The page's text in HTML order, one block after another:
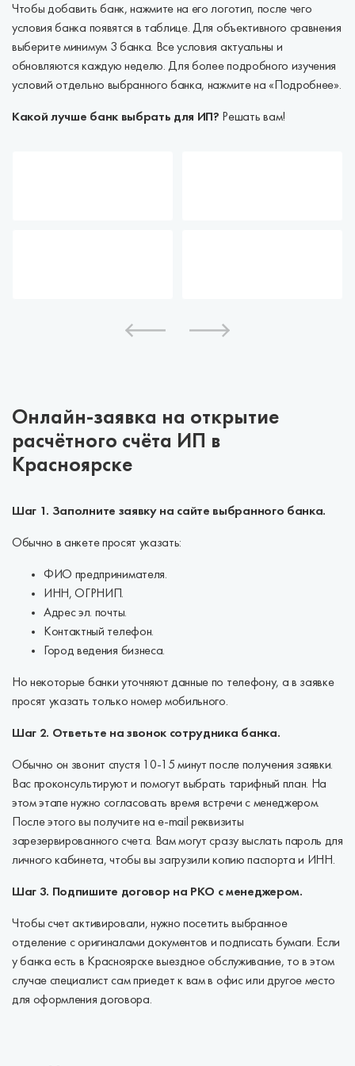
Чтобы добавить банк, нажмите на его логотип, после чего
условия банка появятся в таблице. Для объективного сравнения
выберите минимум 3 банка. Все условия актуальны и
обновляются каждую неделю. Для более подробного изучения
условий отдельно выбранного банка, нажмите на «Подробнее».
Какой лучше банк выбрать для ИП? Решать вам!
Онлайн-заявка на открытие
расчётного счёта ИП в
Красноярске
Шаг 1. Заполните заявку на сайте выбранного банка.
Обычно в анкете просят указать:
ФИО предпринимателя.
ИНН, ОГРНИП.
Адрес эл. почты.
Контактный телефон.
Город ведения бизнеса.
Но некоторые банки уточняют данные по телефону, а в заявке
просят указать только номер мобильного.
Шаг 2. Ответьте на звонок сотрудника банка.
Обычно он звонит спустя 10-15 минут после получения заявки.
Вас проконсультируют и помогут выбрать тарифный план. На
этом этапе нужно согласовать время встречи с менеджером.
После этого вы получите на e-mail реквизиты
зарезервированного счета. Вам могут сразу выслать пароль для
личного кабинета, чтобы вы загрузили копию паспорта и ИНН.
Шаг 3. Подпишите договор на РКО с менеджером.
Чтобы счет активировали, нужно посетить выбранное
отделение с оригиналами документов и подписать бумаги. Если
у банка есть в Красноярске выездное обслуживание, то в этом
случае специалист сам приедет к вам в офис или другое место
для оформления договора.